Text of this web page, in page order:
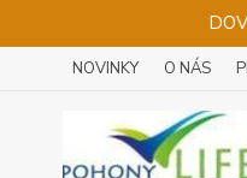
NOVINKY O NÁS